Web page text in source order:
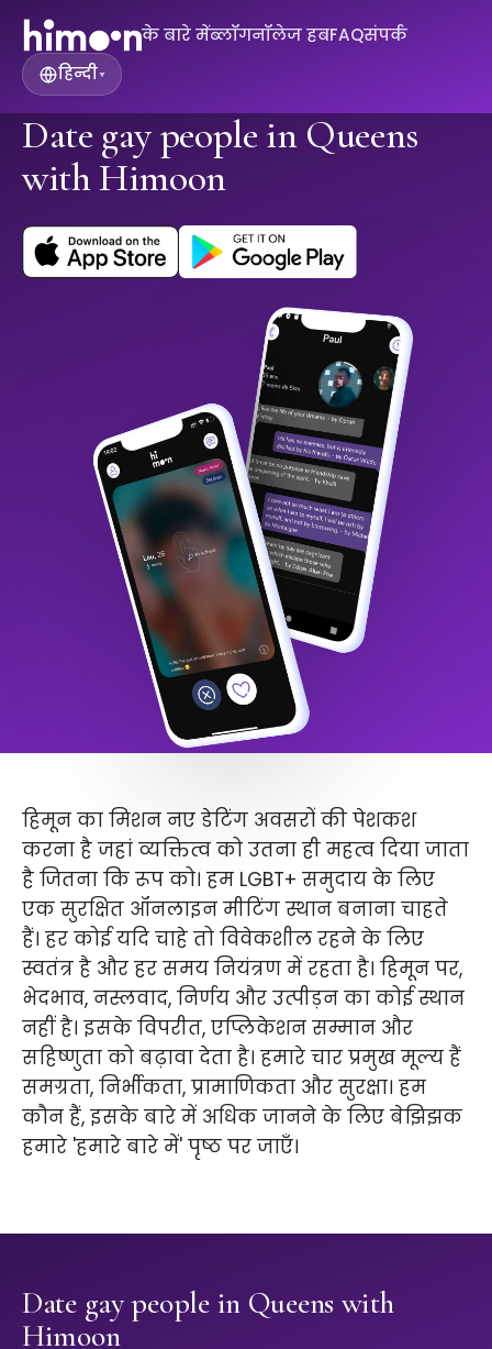
के बारे मेंब्लॉगनॉलेज हबFAQसंपर्क
हिन्दी▾
Date gay people in Queens
with Himoon
हिमून का मिशन नए डेटिंग अवसरों की पेशकश
करना है जहां व्यक्तित्व को उतना ही महत्व दिया जाता
है जितना कि रूप को। हम LGBT+ समुदाय के लिए
एक सुरक्षित ऑनलाइन मीटिंग स्थान बनाना चाहते
हैं। हर कोई यदि चाहे तो विवेकशील रहने के लिए
स्वतंत्र है और हर समय नियंत्रण में रहता है। हिमून पर,
भेदभाव, नस्लवाद, निर्णय और उत्पीड़न का कोई स्थान
नहीं है। इसके विपरीत, एप्लिकेशन सम्मान और
सहिष्णुता को बढ़ावा देता है। हमारे चार प्रमुख मूल्य हैं
समग्रता, निर्भीकता, प्रामाणिकता और सुरक्षा। हम
कौन हैं, इसके बारे में अधिक जानने के लिए बेझिझक
हमारे 'हमारे बारे में' पृष्ठ पर जाएँ।
Date gay people in Queens with
Himoon